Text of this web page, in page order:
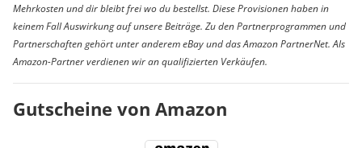
Mehrkosten und dir bleibt frei wo du bestellst. Diese Provisionen haben in
keinem Fall Auswirkung auf unsere Beiträge. Zu den Partnerprogrammen und
Partnerschaften gehört unter anderem eBay und das Amazon PartnerNet. Als
Amazon-Partner verdienen wir an qualifizierten Verkäufen.
Gutscheine von Amazon